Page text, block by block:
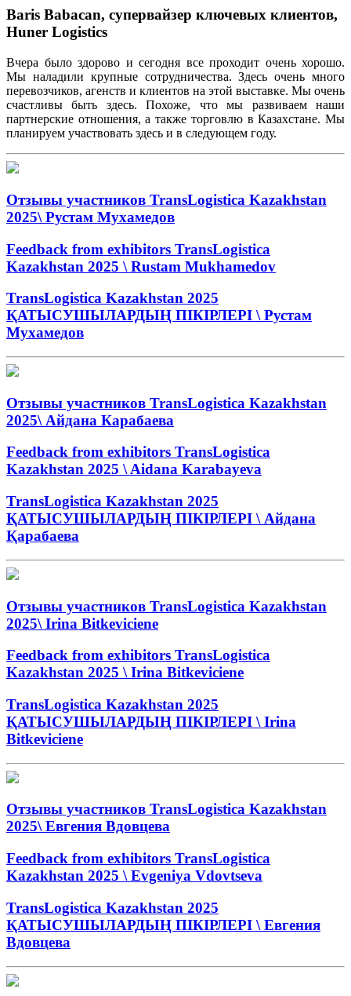
Baris Babacan, супервайзер ключевых клиентов,
Huner Logistics
Вчера было здорово и сегодня все проходит очень хорошо.
Мы наладили крупные сотрудничества.Здесь очень много
перевозчиков, агенств и клиентов на этой выставке. Мы очень
счастливы
быть здесь.Похоже, что мы развиваем
наши
партнерские отношения, атакже торговлювКазахстане.Мы
планируем участвовать здесь и в следующем году.
Отзывы участников TransLogistica Kazakhstan
2025\ Рустам Мухамедов
Feedback from exhibitors TransLogistica
Kazakhstan 2025 \ Rustam Mukhamedov
TransLogistica Kazakhstan 2025
ҚАТЫСУШЫЛАРДЫҢ ПІКІРЛЕРІ \ Рустам
Мухамедов
Отзывы участников TransLogistica Kazakhstan
2025\ Айдана Карабаева
Feedback from exhibitors TransLogistica
Kazakhstan 2025 \ Aidana Karabayeva
TransLogistica Kazakhstan 2025
ҚАТЫСУШЫЛАРДЫҢ ПІКІРЛЕРІ \ Айдана
Қарабаева
Отзывы участников TransLogistica Kazakhstan
2025\ Irina Bitkeviciene
Feedback from exhibitors TransLogistica
Kazakhstan 2025 \ Irina Bitkeviciene
TransLogistica Kazakhstan 2025
ҚАТЫСУШЫЛАРДЫҢ ПІКІРЛЕРІ \ Irina
Bitkeviciene
Отзывы участников TransLogistica Kazakhstan
2025\ Евгения Вдовцева
Feedback from exhibitors TransLogistica
Kazakhstan 2025 \ Evgeniya Vdovtseva
TransLogistica Kazakhstan 2025
ҚАТЫСУШЫЛАРДЫҢ ПІКІРЛЕРІ \ Евгения
Вдовцева